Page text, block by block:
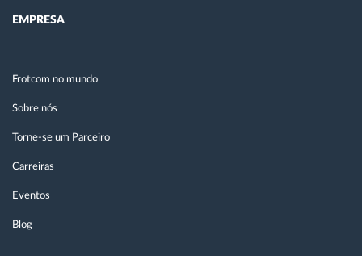
EMPRESA
Frotcom no mundo
Sobre nós
Torne-se um Parceiro
Carreiras
Eventos
Blog